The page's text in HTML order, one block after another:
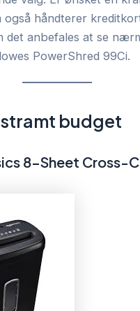
også håndterer
det anbefales at se
PowerShred 99Ci.
budget
8-Sheet Cross-